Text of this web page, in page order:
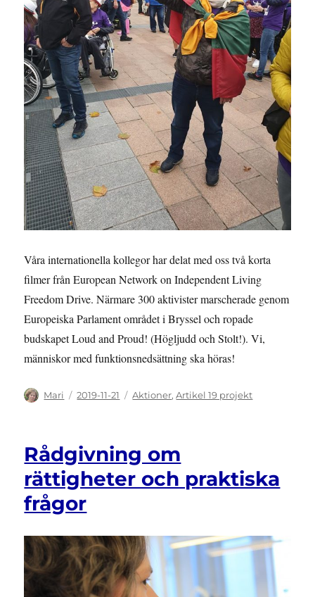
Våra internationella kollegor har delat med oss två korta
filmer från European Network on Independent Living
Freedom Drive. Närmare 300 aktivister marscherade genom
Europeiska Parlament området i Bryssel och ropade
budskapet Loud and Proud! (Högljudd och Stolt!). Vi,
människor med funktionsnedsättning ska höras!
Författare
Mari
Publicerat
2019-11-21 Kategorier
Aktioner,Artikel 19 projekt
Rådgivning om
rättigheter och praktiska
frågor